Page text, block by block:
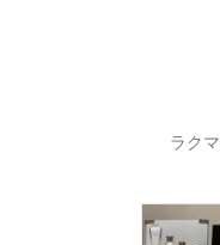
ラクマ